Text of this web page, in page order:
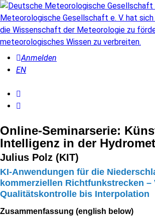
Anmelden
EN
Online-Seminarserie:
Intelligenz in der
Julius Polz (KIT)
KI-Anwendungen für die
kommerziellen Richtfunkstrecken –
Qualitätskontrolle bis Interpolation
Zusammenfassung (english below)